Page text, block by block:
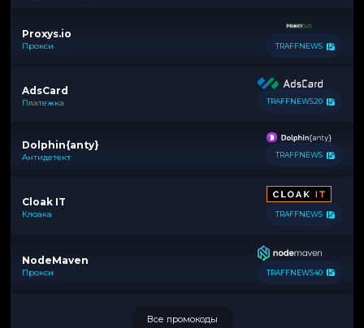
Proxys.io
Прокси TRAFFNEWS
AdsCard
Платежка TRAFFNEWS20
Dolphin{anty}
Антидетект TRAFFNEWS
Cloak IT
Клоака TRAFFNEWS
NodeMaven
Прокси TRAFFNEWS40
Все промокоды